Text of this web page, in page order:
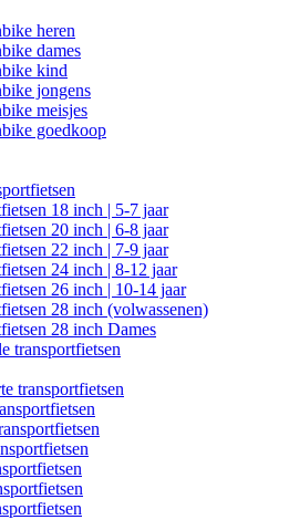
heren
dames
kind
jongens
meisjes
goedkoop
18 inch | 5-7 jaar
20 inch | 6-8 jaar
22 inch | 7-9 jaar
24 inch | 8-12 jaar
26 inch | 10-14 jaar
28 inch (volwassenen)
28 inch Dames
transportfietsen
transportfietsen